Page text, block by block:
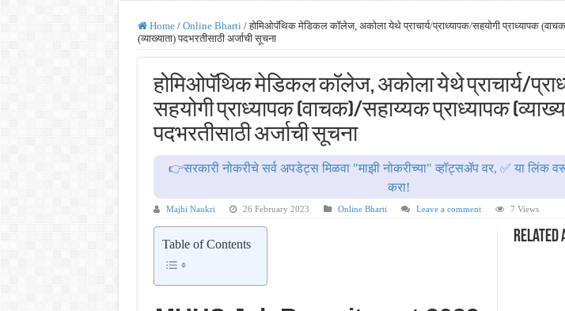
महाराष्ट्रात अभियांत्रिकी प्रवेशासाठी तब्बल २ लाख १६ हजार जागा उपलब्ध ! Engineering
खुशखबर ! नागपूर विद्यापीठ मध्ये १३९ सहायक प्राध्यापक पदांची भरती सुरु ! Nagpur University
आदिवासी विकास विभागातील चौकीदार पदांची परीक्षा आता २८ जुलै ऐवजी २ ऑगस्ट २०२६ ला
बँकेत मोठी भरती ! युनियन बँक ऑफ इंडिया मध्ये ३९५ पदांची भरती ! Union Bank of India
खुशखबर ! रेल्वे मध्ये ४०९८ जुनिअर इंजिनिअर पदांची मोठी भरती ; अर्ज प्रक्रिया सुरु !
आनंदाची बातमी ! MPSC तलाठी भरती एकूण १५३९ रिक्त जागा त्वरित जाणून घ्या परीक्षेचे
मोठी आनंदाची बातमी ! अंगणवाडी मध्ये ४९४३ पदांसाठी मेगा भरती ! Anganwadi Bharti 4943
BOB PMO Professional – पदवीधर ; ५ पदभरतीं अंतर्गत नोकरीची संधी
Home / Online Bharti / होमिओपॅथिक मेडिकल कॉलेज, अकोला येथे प्राचार्य/प्राध्यापक/सहयोगी प्राध्यापक
(व्याख्याता) पदभरतीसाठी अर्जाची सूचना
होमिओपॅथिक मेडिकल कॉलेज, अकोला येथे प्राचार्य/
सहयोगी प्राध्यापक (वाचक)/सहाय्यक प्राध्यापक
पदभरतीसाठी अर्जाची सूचना
👉सरकारी नोकरीचे सर्व अपडेट्स मिळवा "माझी नोकरीच्या" व्हॉट्सॲप वर, ✅ या लिंक
करा!
Majhi Naukri 26 February 2023 Online Bharti Leave a comment 7 Views
Related
Table of Contents